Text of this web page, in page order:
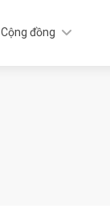
Cộng đồng